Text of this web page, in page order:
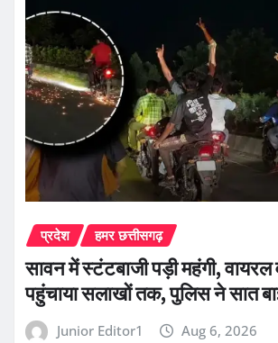
प्रदेश हमर छत्तीसगढ़
सावन में स्टंटबाजी पड़ी महंगी, वायरल
पहुंचाया सलाखों तक, पुलिस ने सात
Junior Editor1 Aug 6, 2026